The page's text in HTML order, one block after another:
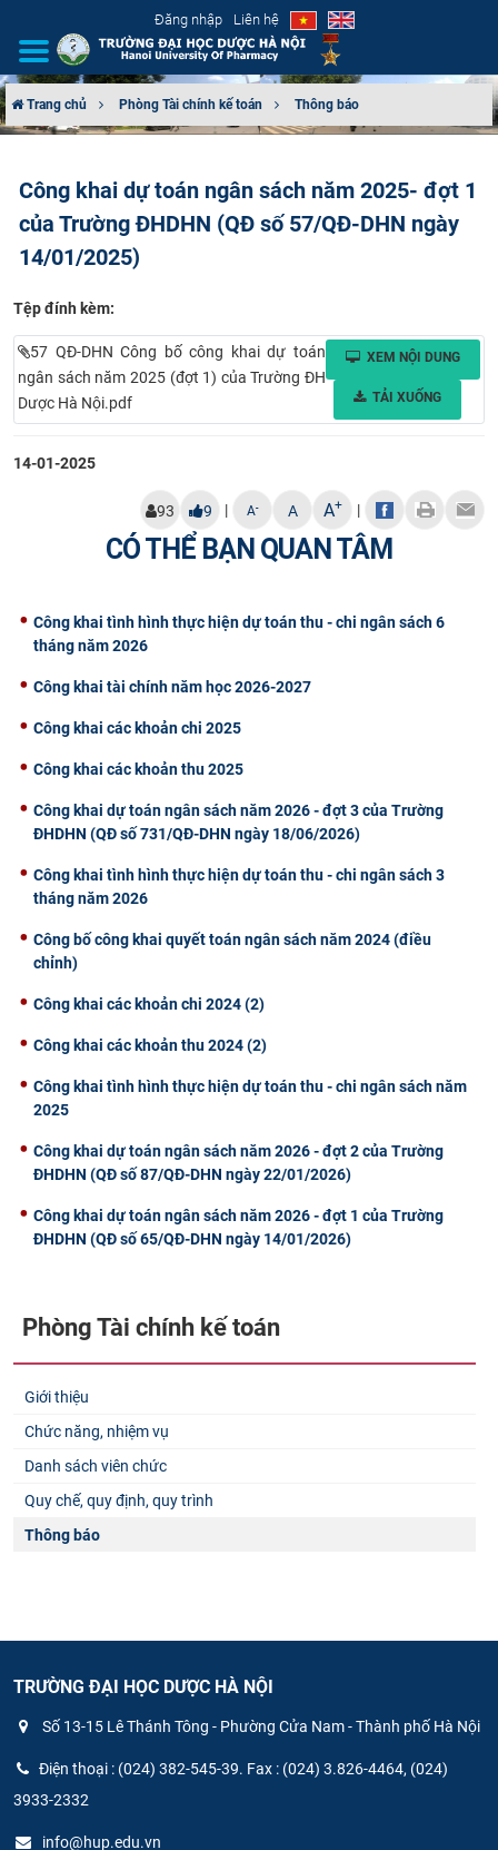
Đăng nhập Liên hệ
CƠ CẤU TỔ CHỨC
TUYỂN SINH
ĐÀO TẠO
ĐẢM BẢO CHẤT LƯỢNG
KHOA HỌC CÔNG NGHỆ
HTQT
CỰU NGƯỜI HỌC
Trang chủ Phòng Tài chính kế toán Thông báo
Công khai dự toán ngân sách năm 2025- đợt 1
của Trường ĐHDHN (QĐ số 57/QĐ-DHN ngày
14/01/2025)
Tệp đính kèm:
57 QĐ-DHN Công bố công khai dự toán
ngân sách năm 2025 (đợt 1) của Trường ĐH
Dược Hà Nội.pdf
XEM NỘI DUNG
TẢI XUỐNG
14-01-2025
93 9 | A- A A+ |
CÓ THỂ BẠN QUAN TÂM
Công khai tình hình thực hiện dự toán thu - chi ngân sách 6
tháng năm 2026
Công khai tài chính năm học 2026-2027
Công khai các khoản chi 2025
Công khai các khoản thu 2025
Công khai dự toán ngân sách năm 2026 - đợt 3 của Trường
ĐHDHN (QĐ số 731/QĐ-DHN ngày 18/06/2026)
Công khai tình hình thực hiện dự toán thu - chi ngân sách 3
tháng năm 2026
Công bố công khai quyết toán ngân sách năm 2024 (điều
chỉnh)
Công khai các khoản chi 2024 (2)
Công khai các khoản thu 2024 (2)
Công khai tình hình thực hiện dự toán thu - chi ngân sách năm
2025
Công khai dự toán ngân sách năm 2026 - đợt 2 của Trường
ĐHDHN (QĐ số 87/QĐ-DHN ngày 22/01/2026)
Công khai dự toán ngân sách năm 2026 - đợt 1 của Trường
ĐHDHN (QĐ số 65/QĐ-DHN ngày 14/01/2026)
Phòng Tài chính kế toán
Giới thiệu
Chức năng, nhiệm vụ
Danh sách viên chức
Quy chế, quy định, quy trình
Thông báo
TRƯỜNG ĐẠI HỌC DƯỢC HÀ NỘI
Số 13-15 Lê Thánh Tông - Phường Cửa Nam - Thành phố Hà Nội
Điện thoại : (024) 382-545-39. Fax : (024) 3.826-4464, (024)
3933-2332
info@hup.edu.vn